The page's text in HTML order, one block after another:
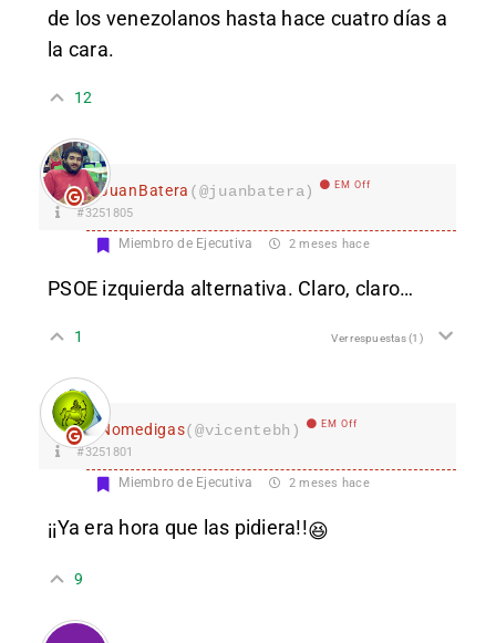
de los venezolanos hasta hace cuatro días a
la cara.
12
JuanBatera (@juanbatera) EM Off
#3251805
Miembro de Ejecutiva 2 meses hace
PSOE izquierda alternativa. Claro, claro…
1 Ver respuestas(1)
Nomedigas(@vicentebh) EM Off
#3251801
Miembro de Ejecutiva 2 meses hace
¡¡Ya era hora que las pidiera!!😆
9